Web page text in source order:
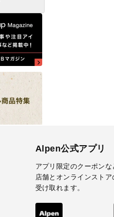
Alpen公式アプリ
アプリ限定のクーポンな
店舗とオンラインスト
受け取れます。